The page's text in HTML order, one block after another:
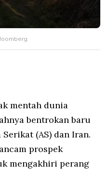
mentah dunia
bentrokan baru
(AS) dan Iran.
prospek
mengakhiri perang